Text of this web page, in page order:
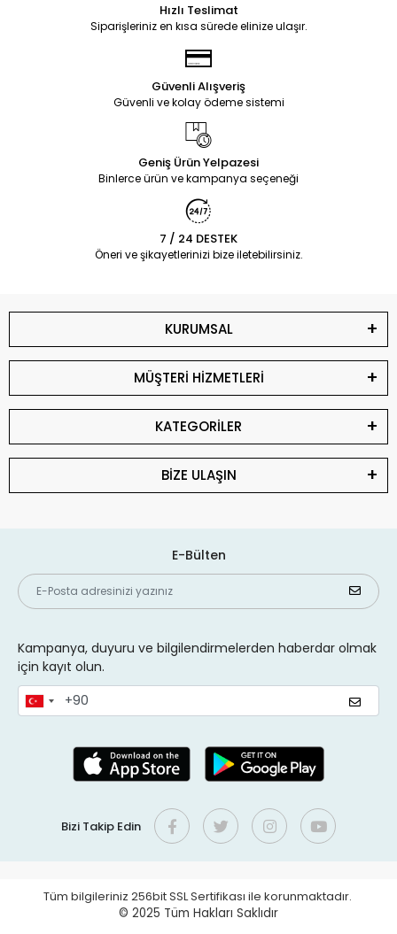
Hızlı Teslimat
Siparişleriniz en kısa sürede elinize ulaşır.
Güvenli Alışveriş
Güvenli ve kolay ödeme sistemi
Geniş Ürün Yelpazesi
Binlerce ürün ve kampanya seçeneği
7 / 24 DESTEK
Öneri ve şikayetlerinizi bize iletebilirsiniz.
KURUMSAL
MÜŞTERİ HİZMETLERİ
KATEGORİLER
BİZE ULAŞIN
E-Bülten
Kampanya, duyuru ve bilgilendirmelerden haberdar olmak
için kayıt olun.
Bizi Takip Edin
Tüm bilgileriniz 256bit SSL Sertifikası ile korunmaktadır.
© 2025 Tüm Hakları Saklıdır